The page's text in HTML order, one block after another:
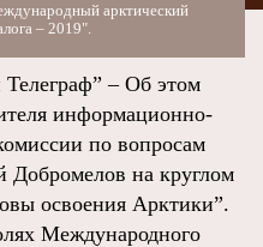
арктический
– 2019".
– Об этом
информационно-
по вопросам
Добромелов на круглом
освоения Арктики”.
Международного